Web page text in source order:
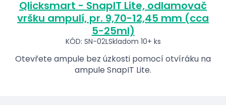
Qlicksmart - SnapIT Lite, odlamovač
vršku ampulí, pr. 9,70-12,45 mm (cca
5-25ml)
KÓD: SN-02LSkladom 10+ ks
Otevřete ampule bez úzkosti pomocí otvíráku na
ampule SnapIT Lite.